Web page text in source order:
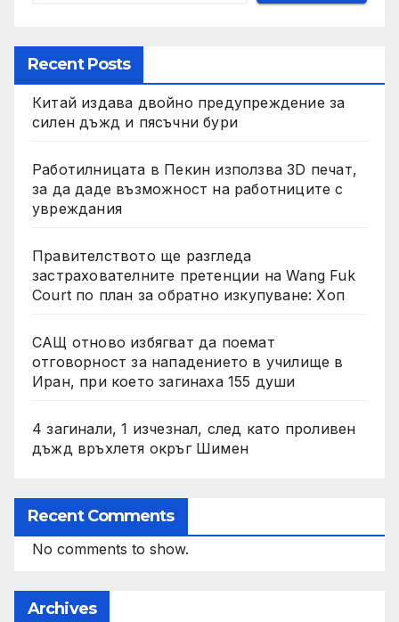
Recent Posts
Китай издава двойно предупреждение за
силен дъжд и пясъчни бури
Работилницата в Пекин използва 3D печат,
за да даде възможност на работниците с
увреждания
Правителството ще разгледа
застрахователните претенции на Wang Fuk
Court по план за обратно изкупуване: Хоп
САЩ отново избягват да поемат
отговорност за нападението в училище в
Иран, при което загинаха 155 души
4 загинали, 1 изчезнал, след като проливен
дъжд връхлетя окръг Шимен
Recent Comments
No comments to show.
Archives